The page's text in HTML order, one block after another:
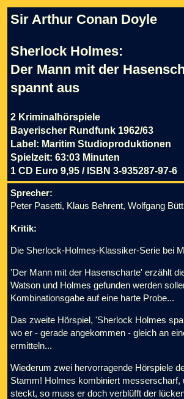
Sir Arthur Conan Doyle
Sherlock Holmes:
Der Mann mit der
spannt aus
2 Kriminalhörspiele
Bayerischer Rundfunk 1962/63
Label: Maritim Studioproduktionen
Spielzeit: 63:03 Minuten
1 CD Euro 9,95 / ISBN 3-935287-97-6
Sprecher:
Peter Pasetti, Klaus Behrent, Wolfgang
Kritik:
Die Sherlock-Holmes-Klassiker-Serie bei
'Der Mann mit der Hasenscharte' erzählt
Watson und Holmes gefunden werden
Kombinationsgabe auf eine harte Probe...
Das zweite Hörspiel, 'Sherlock Holmes
wo er - gerade angekommen - gleich an
ermitteln...
Wiederum zwei hervorragende Hörspiele
Stamm! Holmes kombiniert messerscharf,
steckt, so muss er doch verblüfft der